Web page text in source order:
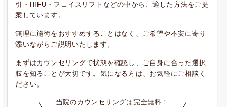
引・HIFU・フェイスリフトなどの中から、適した方法をご提
案しています。
無理に施術をおすすめすることはなく、ご希望や不安に寄り
添いながらご説明いたします。
まずはカウンセリングで状態を確認し、ご自身に合った選択
肢を知ることが大切です。気になる方は、お気軽にご相談く
ださい。
当院のカウンセリングは完全無料！